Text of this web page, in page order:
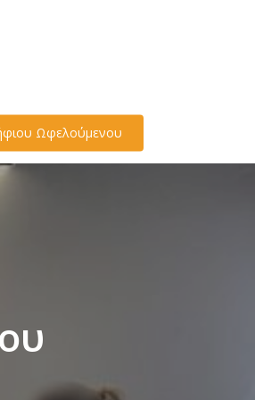
Ωφελούμενου